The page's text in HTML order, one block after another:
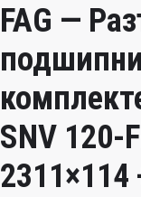
FAG —
SNV 120-
2311×114